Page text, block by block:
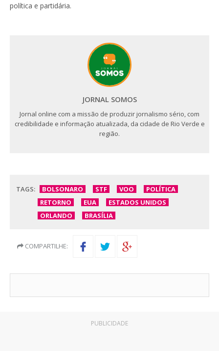
política e partidária.
JORNAL SOMOS
Jornal online com a missão de produzir jornalismo sério, com
credibilidade e informação atualizada, da cidade de Rio Verde e
região.
TAGS: BOLSONARO STF VOO
POLÍTICA
RETORNO
EUA
ESTADOS UNIDOS
ORLANDO
BRASÍLIA
COMPARTILHE:
PUBLICIDADE